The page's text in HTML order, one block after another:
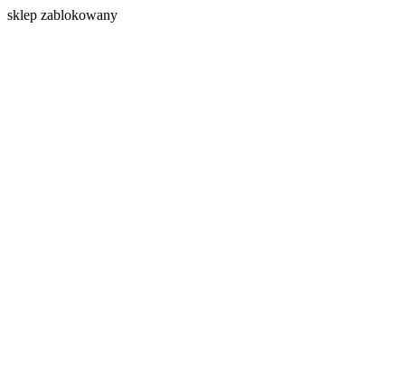
sklep zablokowany